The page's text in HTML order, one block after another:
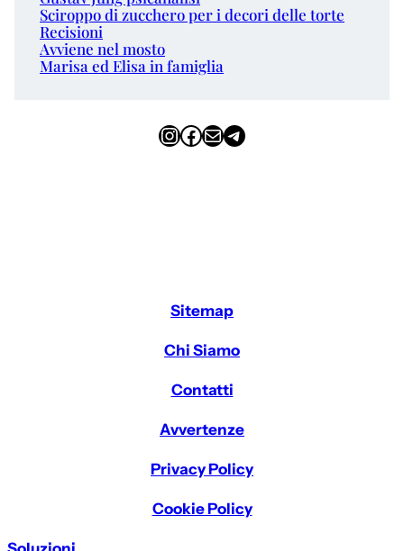
Sciroppo di zucchero per i decori delle torte
Recisioni
Avviene nel mosto
Marisa ed Elisa in famiglia
InstagramFacebook Email Telegram
Sitemap
Chi Siamo
Contatti
Avvertenze
Privacy Policy
Cookie Policy